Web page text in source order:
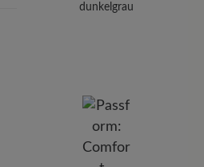
dunkelgrau